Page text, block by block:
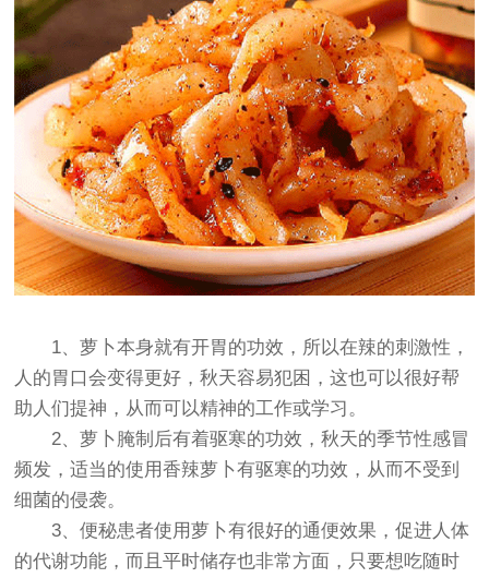
1、萝卜本身就有开胃的功效，所以在辣的刺激性，
人的胃口会变得更好，秋天容易犯困，这也可以很好帮
助人们提神，从而可以精神的工作或学习。
2、萝卜腌制后有着驱寒的功效，秋天的季节性感冒
频发，适当的使用香辣萝卜有驱寒的功效，从而不受到
细菌的侵袭。
3、便秘患者使用萝卜有很好的通便效果，促进人体
的代谢功能，而且平时储存也非常方面，只要想吃随时